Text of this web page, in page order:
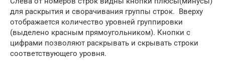
для раскрытия и сворачивания группы строк. Вверху
отображается количество уровней группировки
(выделено красным прямоугольником). Кнопки с
цифрами позволяют раскрывать и скрывать строки
соответствующего уровня.